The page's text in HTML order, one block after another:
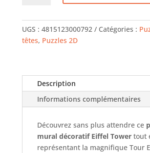
-
Puzzle
UGS : 4815123000792 Catégories :
têtes, Puzzles 2D
Description
Informations complémentaires
Découvrez sans plus attendre ce
mural décoratif Eiffel Towertout
représentant la magnifique Tour